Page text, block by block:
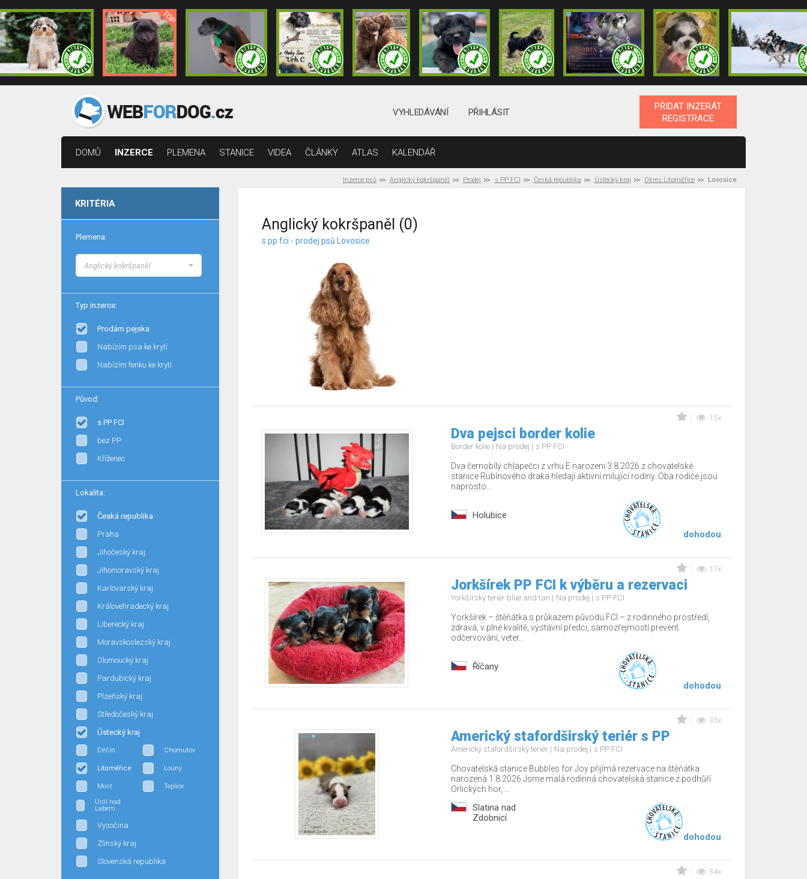
VYHLEDÁVÁNÍ PŘIHLÁSIT
PŘIDAT INZERÁT
REGISTRACE
DOMŮ INZERCE PLEMENA STANICE VIDEA ČLÁNKY ATLAS KALENDÁŘ
Inzerce psů Anglický kokršpaněl Prodej s PP FCI Česká republika Ústecký kraj Okres Litoměřice Lovosice
KRITÉRIA
Plemena:
Anglický kokršpaněl
Typ inzerce:
Prodám pejska
Nabízím psa ke krytí
Nabízím fenku ke krytí
Původ:
s PP FCI
bez PP
Kříženec
Lokalita:
Česká republika
Praha
Jihočeský kraj
Jihomoravský kraj
Karlovarský kraj
Královehradecký kraj
Liberecký kraj
Moravskoslezský kraj
Olomoucký kraj
Pardubický kraj
Plzeňský kraj
Středočeský kraj
Ústecký kraj
Děčín Chomutov
Litoměřice Louny
Most Teplice
Ústí nad
Labem
Vysočina
Zlínský kraj
Slovenská republika
Anglický kokršpaněl (0)
s pp fci - prodej psů Lovosice
15x
Dva pejsci border kolie
Border kolie Na prodej s PP FCI
Dva černobílý chlapečci z vrhu E narozeni 3.8.2026 z chovatelské
stanice Rubínového draka hledají aktivní milující rodiny. Oba rodiče jsou
naprosto...
Holubice
dohodou
17x
Jorkšírek PP FCI k výběru a rezervaci
Yorkšírský teriér blue and tan Na prodej s PP FCI
Yorkšírek – štěňátka s průkazem původu FCI – z rodinného prostředí,
zdravá, v plné kvalitě, výstavní předci, samozřejmostí prevent.
odčervování, veter...
Říčany
dohodou
35x
Americký stafordširský teriér s PP
Americký stafordšírský teriér Na prodej s PP FCI
Chovatelská stanice Bubbles for Joy přijímá rezervace na štěňátka
narozená 1.8.2026 Jsme malá rodinná chovatelská stanice z podhůří
Orlických hor, ...
Slatina nad
Zdobnicí
dohodou
34x